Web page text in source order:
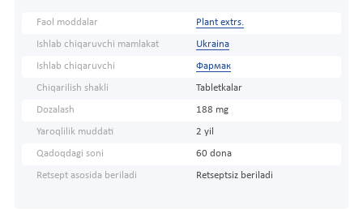
Faol moddalar Plant extrs.
Ishlab chiqaruvchi mamlakat Ukraina
Ishlab chiqaruvchi Фармак
Chiqarilish shakli Tabletkalar
Dozalash 188 mg
Yaroqlilik muddati 2 yil
Qadoqdagi soni 60 dona
Retsept asosida beriladi Retseptsiz beriladi